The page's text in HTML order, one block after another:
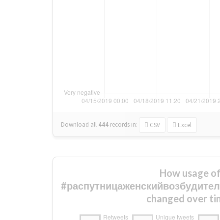
Download all 444 records in: CSV Excel
How usage of
changed over